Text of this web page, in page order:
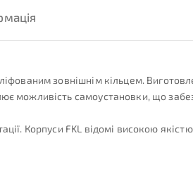
зовнішнім кільцем.
можливість самоустановки, що
Корпуси FKL відомі високою